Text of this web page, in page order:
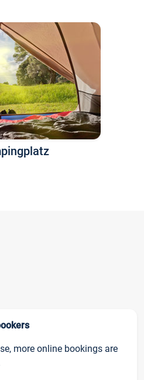
more online bookings are